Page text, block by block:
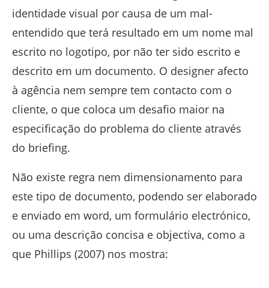
identidade visual por causa de um mal-
entendido que terá resultado em um nome mal
escrito no logotipo, por não ter sido escrito e
descrito em um documento. O designer afecto
à agência nem sempre tem contacto com o
cliente, o que coloca um desafio maior na
especificação do problema do cliente através
do briefing.
Não existe regra nem dimensionamento para
este tipo de documento, podendo ser elaborado
e enviado em word, um formulário electrónico,
ou uma descrição concisa e objectiva, como a
que Phillips (2007) nos mostra: